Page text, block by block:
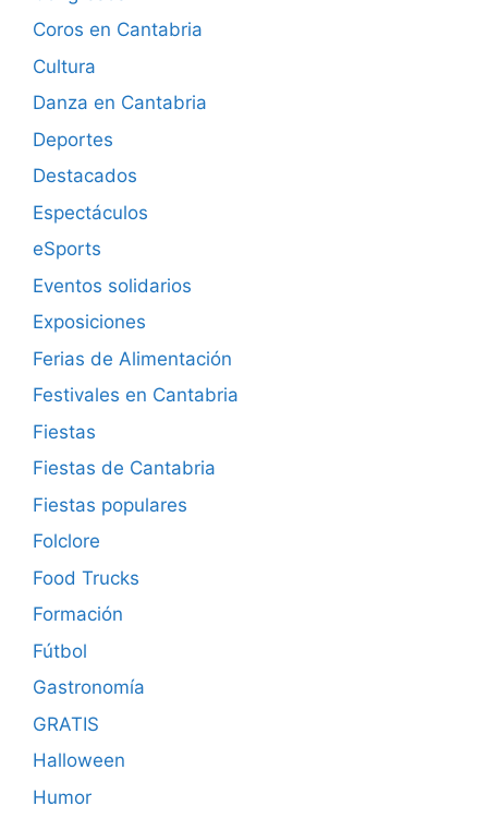
Coros en Cantabria
Cultura
Danza en Cantabria
Deportes
Destacados
Espectáculos
eSports
Eventos solidarios
Exposiciones
Ferias de Alimentación
Festivales en Cantabria
Fiestas
Fiestas de Cantabria
Fiestas populares
Folclore
Food Trucks
Formación
Fútbol
Gastronomía
GRATIS
Halloween
Humor